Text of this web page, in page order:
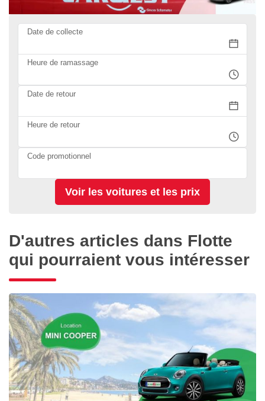
Date de collecte
Heure de ramassage
Date de retour
Heure de retour
Code promotionnel
D'autres articles dans Flotte
qui pourraient vous intéresser